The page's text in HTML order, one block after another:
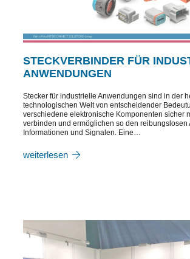
STECKVERBINDER FÜR
ANWENDUNGEN
Stecker für industrielle Anwendungen sind in der
technologischen Welt von entscheidender
verschiedene elektronische Komponenten sicher
verbinden und ermöglichen so den reibungslosen
Informationen und Signalen. Eine…
weiterlesen